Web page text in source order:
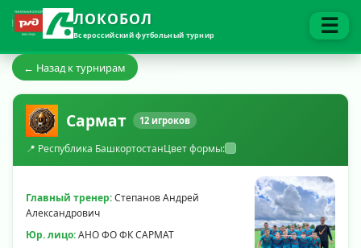
ЛОКОБОЛ
Всероссийский футбольный турнир ☰
← Назад к турнирам
Сармат 12 игроков
📍 Республика БашкортостанЦвет формы:
Главный тренер:Степанов Андрей
Александрович
Юр. лицо:АНО ФО ФК САРМАТ